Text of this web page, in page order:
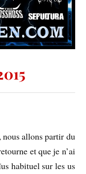
allons partir du
et que je n’ai
habituel sur les us